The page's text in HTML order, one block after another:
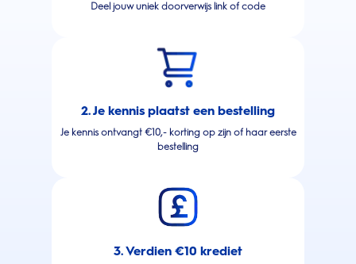
Deel jouw uniek doorverwijs link of code
2. Je kennis plaatst een bestelling
Je kennis ontvangt €10,- korting op zijn of haar eerste
bestelling
3. Verdien €10 krediet